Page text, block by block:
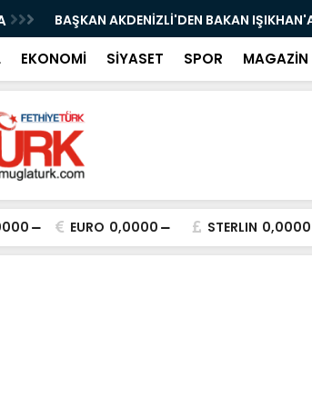
BAŞKAN AKDENİZLİ'DEN BAKAN
EKONOMİ SİYASET SPOR MAGAZİN
EURO 0,0000 STERLIN 0,0000